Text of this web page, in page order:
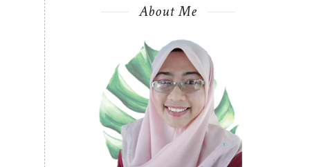
About Me